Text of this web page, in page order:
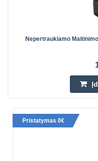
Nepertraukiamo
Pristatymas 0€